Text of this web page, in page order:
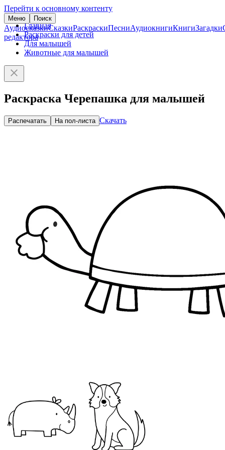
Перейти к основному контенту
Меню Поиск
АудиосказкиСказкиРаскраскиПесниАудиокнигиКнигиЗагадки
редактора
Главная
Раскраски для детей
Для малышей
Животные для малышей
Раскраска Черепашка для малышей
Распечатать На пол-листа Скачать